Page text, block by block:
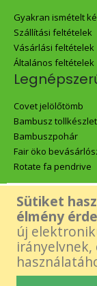
Sütiket
élmény
új
Gyakran ismételt
Szállítási feltételek
Vásárlási feltételek
Általános feltételek
Covet jelölőtömb
Bambusz tollkészlet
Bambuszpohár
Fair öko
Rotate fa pendrive
Az oldalon
képek és tartalmi